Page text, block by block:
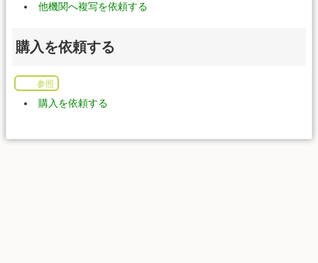
他機関へ複写を依頼する
購入を依頼する
参照
購入を依頼する